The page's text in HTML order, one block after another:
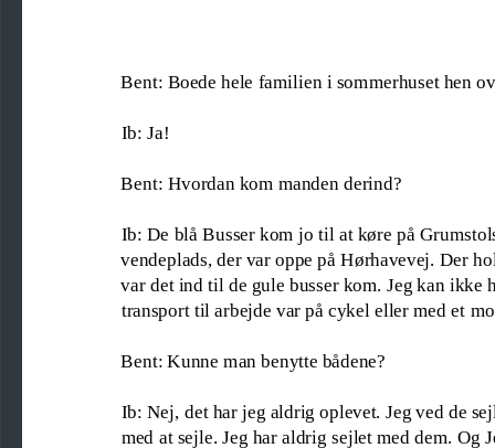
Bent: Boede hele familien i sommerhuset hen
Ib: Ja!
Bent: Hvordan kom manden derind?
Ib: De blå Busser kom jo til at køre på
vendeplads, der var oppe på Hørhavevej. Der
var det ind til de gule busser kom. Jeg kan ikke
transport til arbejde var på cykel eller med et
Bent: Kunne man benytte bådene?
Ib: Nej, det har jeg aldrig oplevet. Jeg ved de
med at sejle. Jeg har aldrig sejlet med dem. Og